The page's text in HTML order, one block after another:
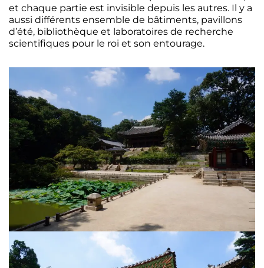
et chaque partie est invisible depuis les autres. Il y a
aussi différents ensemble de bâtiments, pavillons
d’été, bibliothèque et laboratoires de recherche
scientifiques pour le roi et son entourage.